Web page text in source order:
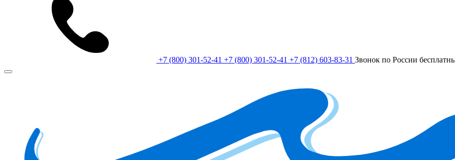
+7 (800) 301-52-41 +7 (800) 301-52-41 +7 (812) 603-83-31 Звонок по России